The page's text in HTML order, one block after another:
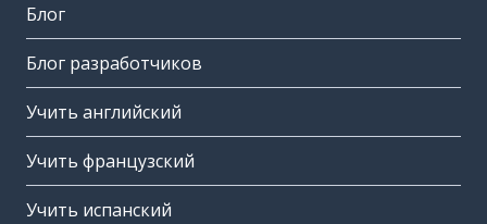
Блог
Блог разработчиков
Учить английский
Учить французский
Учить испанский